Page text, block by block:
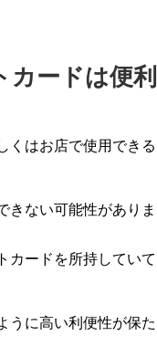
ードは便利
くはお店で使用できる
きない可能性がありま
カードを所持していて
うに高い利便性が保た